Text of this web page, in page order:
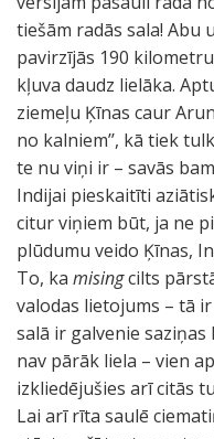
tiešām radās sala! Abu
pavirzījās 190
kļuva daudz lielāka.
ziemeļu Ķīnas caur
no kalniem’’, kā tiek
te nu viņi ir – savās
Indijai pieskaitīti
citur viņiem būt, ja ne
plūdumu veido Ķīnas,
To, ka misingcilts
valodas lietojums – tā
salā ir galvenie
nav pārāk liela – vien
izkliedējušies arī citās
Lai arī rīta saulē